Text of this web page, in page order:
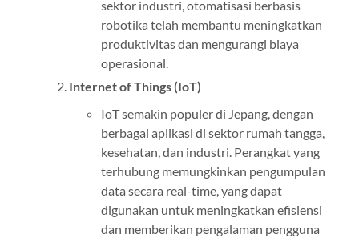
sektor industri, otomatisasi berbasis
robotika telah membantu meningkatkan
produktivitas dan mengurangi biaya
operasional.
Internet of Things (IoT)
IoT semakin populer di Jepang, dengan
berbagai aplikasi di sektor rumah tangga,
kesehatan, dan industri. Perangkat yang
terhubung memungkinkan pengumpulan
data secara real-time, yang dapat
digunakan untuk meningkatkan efisiensi
dan memberikan pengalaman pengguna